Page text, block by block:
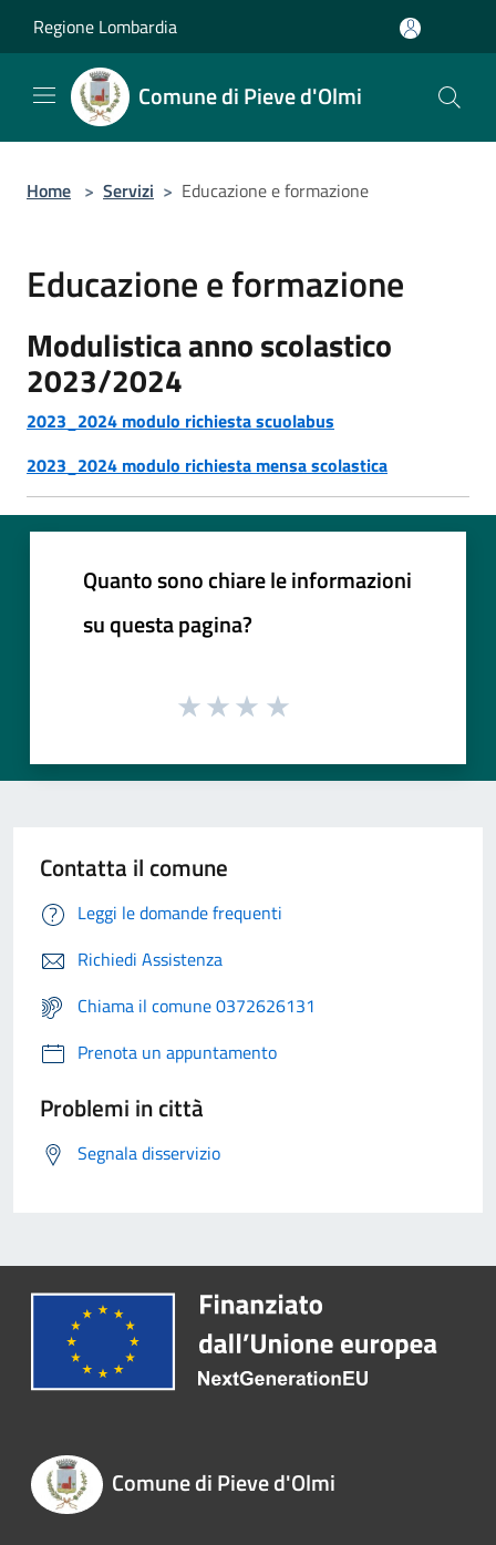
Regione Lombardia
Comune di Pieve d'Olmi
Home > Servizi > Educazione e formazione
Educazione e formazione
Modulistica anno scolastico
2023/2024
2023_2024 modulo richiesta scuolabus
2023_2024 modulo richiesta mensa scolastica
Quanto sono chiare le informazioni
su questa pagina?
Contatta il comune
Leggi le domande frequenti
Richiedi Assistenza
Chiama il comune 0372626131
Prenota un appuntamento
Problemi in città
Segnala disservizio
Comune di Pieve d'Olmi